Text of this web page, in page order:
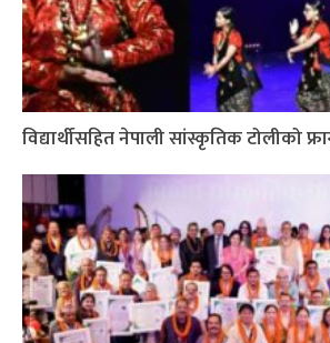
विद्यार्थीसहित नेपाली सांस्कृतिक टोलीको